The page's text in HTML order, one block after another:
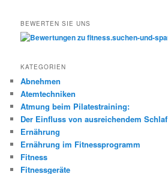
BEWERTEN SIE UNS
KATEGORIEN
Abnehmen
Atemtechniken
Atmung beim Pilatestraining:
Der Einfluss von ausreichendem Schlaf
Ernährung
Ernährung im Fitnessprogramm
Fitness
Fitnessgeräte